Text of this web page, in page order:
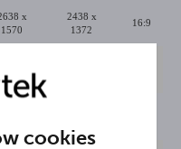
cookies
x
1570
2438 x
1372
16:9
1930